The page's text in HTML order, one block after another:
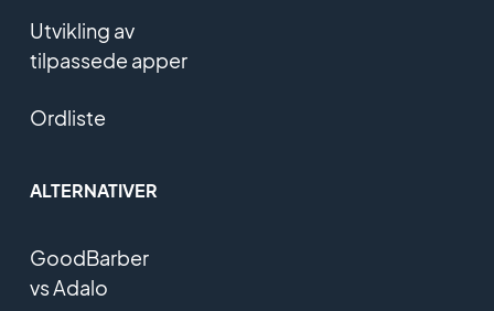
Utvikling av
tilpassede apper
Ordliste
ALTERNATIVER
GoodBarber
vs Adalo